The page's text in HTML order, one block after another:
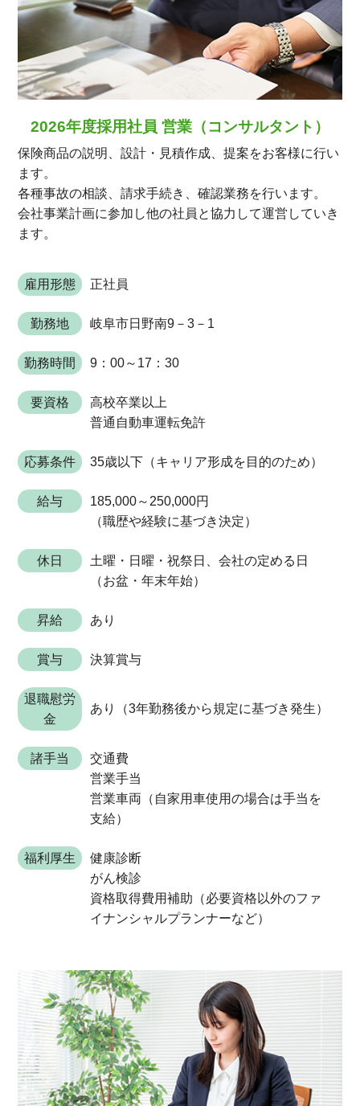
2026年度採用社員 営業（コンサルタント）
保険商品の説明、設計・見積作成、提案をお客様に行い
ます。
各種事故の相談、請求手続き、確認業務を行います。
会社事業計画に参加し他の社員と協力して運営していき
ます。
雇用形態 正社員
勤務地 岐阜市日野南9－3－1
勤務時間 9：00～17：30
要資格
高校卒業以上
普通自動車運転免許
応募条件 35歳以下（キャリア形成を目的のため）
給与
185,000～250,000円
（職歴や経験に基づき決定）
休日
土曜・日曜・祝祭日、会社の定める日
（お盆・年末年始）
昇給 あり
賞与 決算賞与
退職慰労
金
あり（3年勤務後から規定に基づき発生）
諸手当
交通費
営業手当
営業車両（自家用車使用の場合は手当を
支給）
福利厚生
健康診断
がん検診
資格取得費用補助（必要資格以外のファ
イナンシャルプランナーなど）